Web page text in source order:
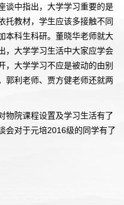
谈中指出，大学学习重要的是
托教材，学生应该多接触不同
本科生科研。董晓华老师就大
，大学学习生活中大家应学会
，大学学习不应是被动的由别
郭利老师、贾方健老师还就两
物院课程设置及学习生活有了
会对于元培2016级的同学有了